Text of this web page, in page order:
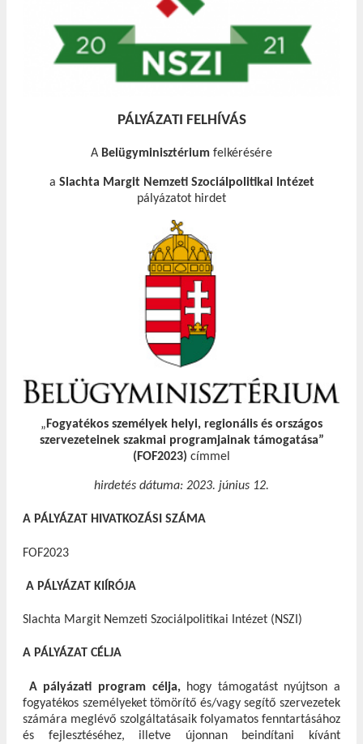
PÁLYÁZATI FELHÍVÁS
A Belügyminisztérium felkérésére
a Slachta Margit Nemzeti Szociálpolitikai Intézet
pályázatot hirdet
„ Fogyatékos személyek helyi, regionális és országos
szervezeteinek szakmai programjainak támogatása”
(FOF2023) címmel
hirdetés dátuma: 2023. június 12.
A PÁLYÁZAT HIVATKOZÁSI SZÁMA
FOF2023
A PÁLYÁZAT KIÍRÓJA
Slachta Margit Nemzeti Szociálpolitikai Intézet (NSZI)
A PÁLYÁZAT CÉLJA
A pályázati program célja, hogy támogatást nyújtson a
fogyatékos személyeket tömörítő és/vagy segítő szervezetek
számára meglévő szolgáltatásaik folyamatos fenntartásához
és fejlesztéséhez, illetve újonnan beindítani kívánt